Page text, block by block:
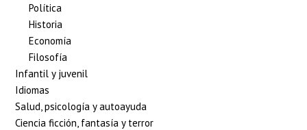
Política
Historia
Economía
Filosofía
Infantil y juvenil
Idiomas
Salud, psicología y autoayuda
Ciencia ficción, fantasía y terror